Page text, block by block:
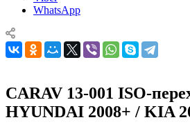
WhatsApp
CARAV 13-001 ISO-
HYUNDAI 2008+ / KIA